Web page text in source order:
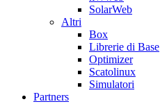
SolarWeb
Altri
Box
Librerie di Base
Optimizer
Scatolinux
Simulatori
Partners